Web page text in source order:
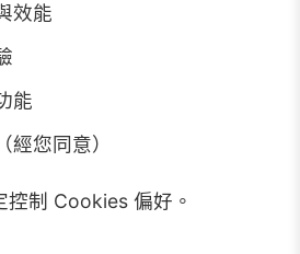
效能
能
經您同意）
制 Cookies 偏好。